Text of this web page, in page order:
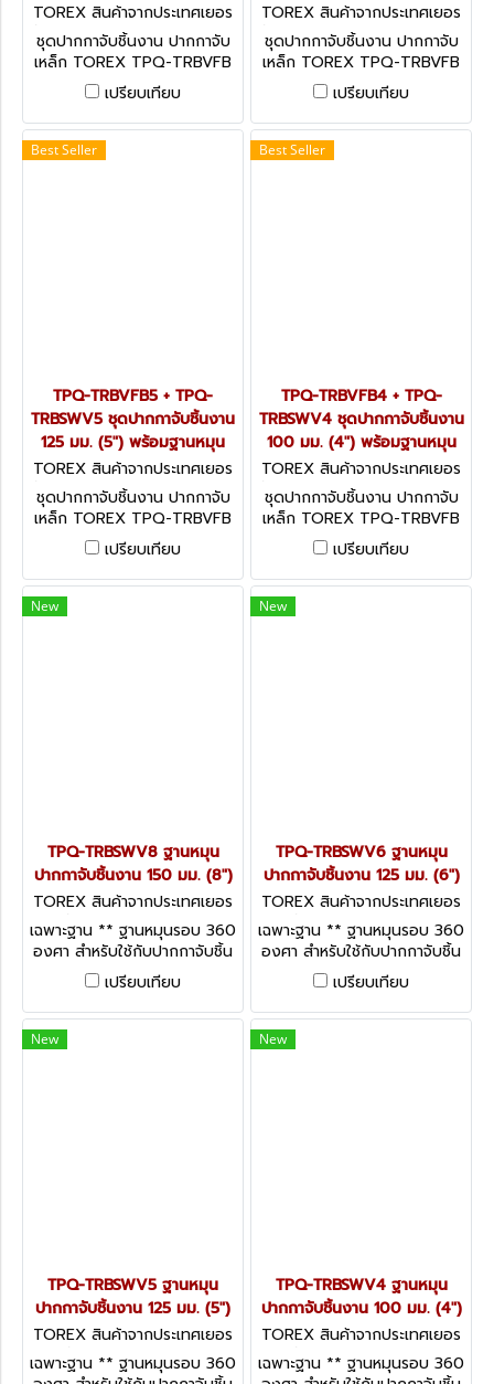
TOREX สินค้าจากประเทศเยอร
มัน TPQ-TRBVFB8 + TPQ-T
RBSWV8
ชุดปากกาจับชิ้นงาน ปากกาจับ
เหล็ก TOREX TPQ-TRBVFB
พร้อมฐานหมุนรอบ 360 องศา
TPQ-TRBSWV สำหรับใช้กับ
ปากกาจับชิ้นงาน TOREX ชุด
พร้อมใช้!
เปรียบเทียบ
TOREX สินค้าจากประเทศเยอร
มัน TPQ-TRBVFB6 + TPQ-T
RBSWV6
ชุดปากกาจับชิ้นงาน ปากกาจับ
เหล็ก TOREX TPQ-TRBVFB
พร้อมฐานหมุนรอบ 360 องศา
TPQ-TRBSWV สำหรับใช้กับ
ปากกาจับชิ้นงาน TOREX ชุด
พร้อมใช้!
เปรียบเทียบ
Best Seller
TPQ-TRBVFB5 + TPQ-
TRBSWV5 ชุดปากกาจับชิ้นงาน
125 มม. (5") พร้อมฐานหมุน
TOREX สินค้าจากประเทศเยอร
มัน TPQ-TRBVFB5 + TPQ-T
RBSWV5
ชุดปากกาจับชิ้นงาน ปากกาจับ
เหล็ก TOREX TPQ-TRBVFB
พร้อมฐานหมุนรอบ 360 องศา
TPQ-TRBSWV สำหรับใช้กับ
ปากกาจับชิ้นงาน TOREX ชุด
เปรียบเทียบ
Best Seller
TPQ-TRBVFB4 + TPQ-
TRBSWV4 ชุดปากกาจับชิ้นงาน
100 มม. (4") พร้อมฐานหมุน
TOREX สินค้าจากประเทศเยอร
มัน TPQ-TRBVFB4 + TPQ-T
RBSWV4
ชุดปากกาจับชิ้นงาน ปากกาจับ
เหล็ก TOREX TPQ-TRBVFB
พร้อมฐานหมุนรอบ 360 องศา
TPQ-TRBSWV สำหรับใช้กับ
ปากกาจับชิ้นงาน TOREX ชุด
เปรียบเทียบ
New
TPQ-TRBSWV8 ฐานหมุน
ปากกาจับชิ้นงาน 150 มม. (8")
TOREX สินค้าจากประเทศเยอร
มัน TPQ-TRBSWV8
เฉพาะฐาน ** ฐานหมุนรอบ 360
องศา สำหรับใช้กับปากกาจับชิ้น
งาน ปากกาจับเหล็ก TOREX
TPQ-TRBVFB Series
เปรียบเทียบ
New
TPQ-TRBSWV6 ฐานหมุน
ปากกาจับชิ้นงาน 125 มม. (6")
TOREX สินค้าจากประเทศเยอร
มัน TPQ-TRBSWV6
เฉพาะฐาน ** ฐานหมุนรอบ 360
องศา สำหรับใช้กับปากกาจับชิ้น
งาน ปากกาจับเหล็ก TOREX
TPQ-TRBVFB Series
เปรียบเทียบ
New
TPQ-TRBSWV5 ฐานหมุน
ปากกาจับชิ้นงาน 125 มม. (5")
TOREX สินค้าจากประเทศเยอร
มัน TPQ-TRBSWV5
เฉพาะฐาน ** ฐานหมุนรอบ 360
New
TPQ-TRBSWV4 ฐานหมุน
ปากกาจับชิ้นงาน 100 มม. (4")
TOREX สินค้าจากประเทศเยอร
มัน TPQ-TRBSWV4
เฉพาะฐาน ** ฐานหมุนรอบ 360